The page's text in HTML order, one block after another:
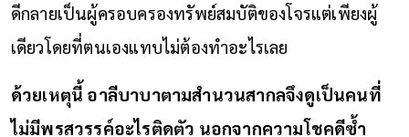
ดีกลายเป็นผู้ครอบครองทรัพย์สมบัติของโจรแต่เพียงผู้
เดียวโดยที่ตนเองแทบไม่ต้องทำอะไรเลย
ด้วยเหตุนี้ อาลีบาบาตามสำนวนสากลจึงดูเป็นคนที่
ไม่มีพรสวรรค์อะไรติดตัว นอกจากความโชคดีซ้ำ